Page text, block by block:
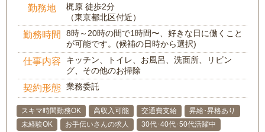
勤務地
梶原 徒歩2分
（東京都北区付近）
勤務時間
8時～20時の間で1時間〜、好きな日に働くこと
が可能です。(候補の日時から選択)
仕事内容
キッチン、トイレ、お風呂、洗面所、リビン
グ、その他のお掃除
契約形態 業務委託
スキマ時間勤務OK 高収入可能 交通費支給
昇給･昇格あり
未経験OK
お手伝いさんの求人 30代･40代･50代活躍中